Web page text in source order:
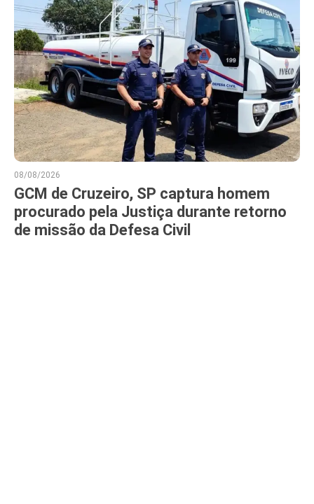
08/08/2026
GCM de Cruzeiro, SP captura homem
procurado pela Justiça durante retorno
de missão da Defesa Civil